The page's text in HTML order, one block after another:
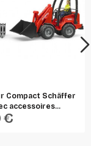
Compact Schäffer
accessoires...
€